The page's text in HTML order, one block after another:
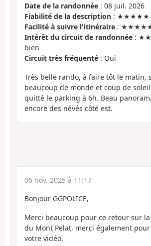
Date de la randonnée : 08 juil. 2026
Fiabilité de la description : ★★★★★
Facilité à suivre l'itinéraire : ★★★★★
Intérêt du circuit de randonnée :
bien
Circuit très fréquenté : Oui
Très belle rando, à faire tôt le matin,
beaucoup de monde et coup de soleil
quitté le parking à 6h. Beau
encore des névés côté est.
06 nov. 2025 à 11:17
Bonjour GGPOLICE,
Merci beaucoup pour ce retour sur
du Mont Pelat, merci également
votre vidéo.